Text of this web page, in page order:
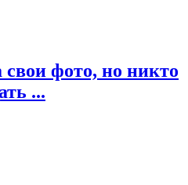
фото, но никто
...